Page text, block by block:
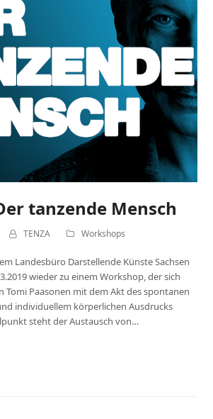
tanzende Mensch
TENZA Workshops
Landesbüro Darstellende Künste Sachsen
wieder zu einem Workshop, der sich
Tomi Paasonen mit dem Akt des spontanen
individuellem körperlichen Ausdrucks
steht der Austausch von…